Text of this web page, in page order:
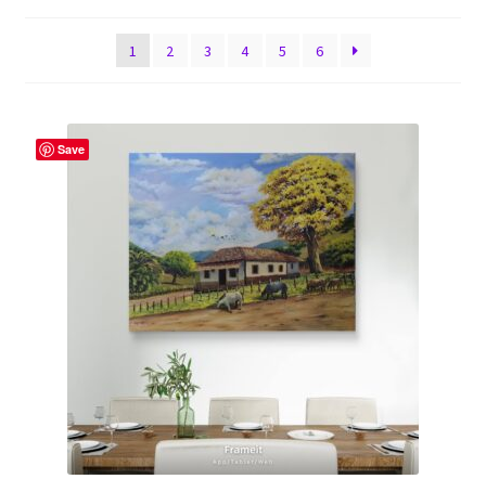
Políticas de privacidade
Sobre o artista Alex Carvalho
Política de privacidade
recente
1 2 3 4 5 6
Save